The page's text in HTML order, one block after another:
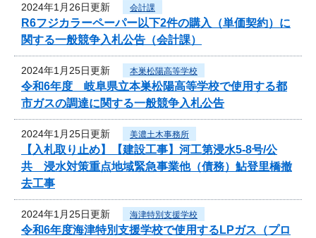
2024年1月26日更新 会計課
R6フジカラーペーパー以下2件の購入（単価契約）に
関する一般競争入札公告（会計課）
2024年1月25日更新 本巣松陽高等学校
令和6年度 岐阜県立本巣松陽高等学校で使用する都
市ガスの調達に関する一般競争入札公告
2024年1月25日更新 美濃土木事務所
【入札取り止め】【建設工事】河工第浸水5-8号/公
共 浸水対策重点地域緊急事業他（債務）鮎登里橋撤
去工事
2024年1月25日更新 海津特別支援学校
令和6年度海津特別支援学校で使用するLPガス（プロ